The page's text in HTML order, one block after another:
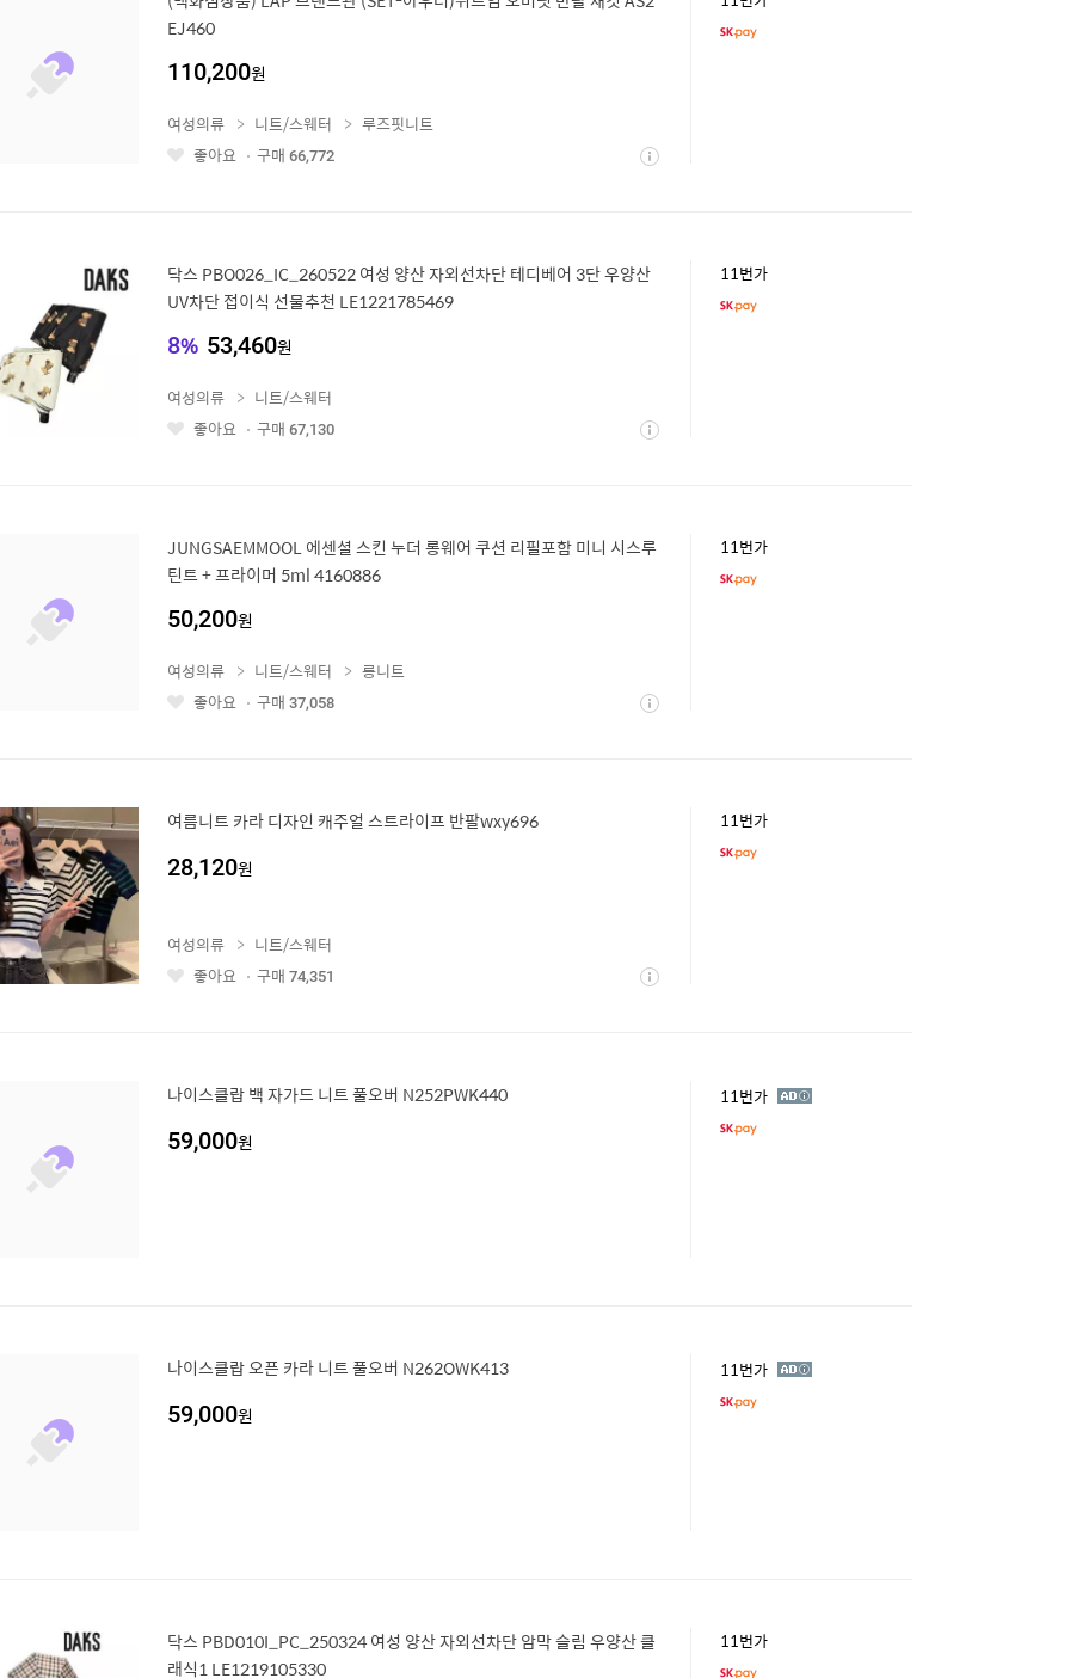
EJ460
110,200원
좋 상
여성의류 니트/스웨터
루즈핏니트
좋아요
구매 66,772
닥스 PBO026_IC_260522 여성 양산 자외선차단 테디베어 3단 우양산
UV차단 접이식 선물추천 LE1221785469
8% 53,460원
11번가
좋 상
여성의류
니트/스웨터
좋아요
구매 67,130
JUNGSAEMMOOL 에센셜 스킨 누더 롱웨어 쿠션 리필포함 미니 시스루
틴트 + 프라이머 5ml 4160886
50,200원
11번가
좋 상
여성의류 니트/스웨터
롱니트
좋아요
구매 37,058
여름니트 카라 디자인 캐주얼 스트라이프 반팔wxy696
28,120원
11번가
좋 상
여성의류
니트/스웨터
좋아요
구매 74,351
나이스클랍 백 자가드 니트 풀오버 N252PWK440
59,000원
11번가 광
나이스클랍 오픈 카라 니트 풀오버 N262OWK413
59,000원
11번가 광
닥스 PBD010I_PC_250324 여성 양산 자외선차단 암막 슬림 우양산 클
래식1 LE1219105330
11번가